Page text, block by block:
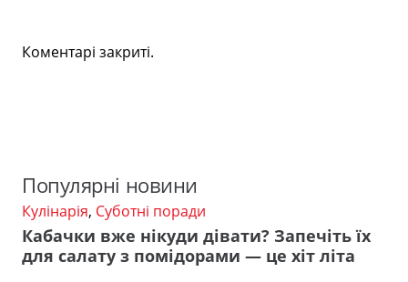
Коментарі закриті.
Популярні новини
Кулінарія, Суботні поради
Кабачки вже нікуди дівати? Запечіть їх
для салату з помідорами — це хіт літа